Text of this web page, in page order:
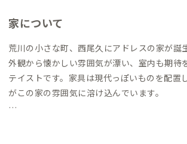
家について
荒川の小さな町、西尾久にアドレスの家が誕
外観から懐かしい雰囲気が漂い、室内も期待
テイストです。家具は現代っぽいものを配置
がこの家の雰囲気に溶け込んでいます。
アも全ての部屋に揃っているので、お仕事環